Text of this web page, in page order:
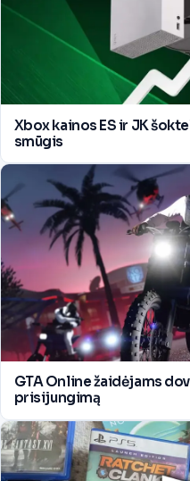
Xbox kainos ES ir JK
smūgis
GTA Online žaidėjams
prisijungimą